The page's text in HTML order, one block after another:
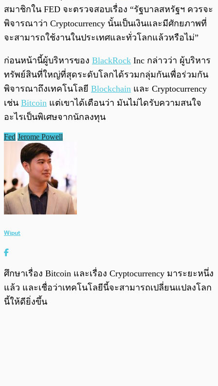
สมาชิกใน FED จะตรวจสอบเรื่อง “รัฐบาลสหรัฐฯ ควรจะ
พิจารณาว่า Cryptocurrency นั้นเป็นเงินและมีศักยภาพที่
จะสามารถใช้งานในประเทศและทั่วโลกแล้วหรือไม่”
ก่อนหน้านี้ผู้บริหารของ BlackRock Inc กล่าวว่า ผู้บริหาร
ทรัพย์สินที่ใหญ่ที่สุดระดับโลกได้รวมกลุ่มกันเพื่อร่วมกัน
พิจารณาถึงเทคโนโลยี Blockchain และ Cryptocurrency
เช่น Bitcoin แต่เขาได้เตือนว่า มันไม่ไดรับความสนใจ
อะไรเป็นพิเศษจากนักลงทุน
Fed Jerome Powell
Wiput
ศึกษาเรื่อง Bitcoin และเรื่อง Cryptocurrency มาระยะหนึ่ง
แล้ว และเชื่อว่าเทคโนโลยีนี้จะสามารถเปลี่ยนแปลงโลก
นี้ให้ดียิ่งขึ้น